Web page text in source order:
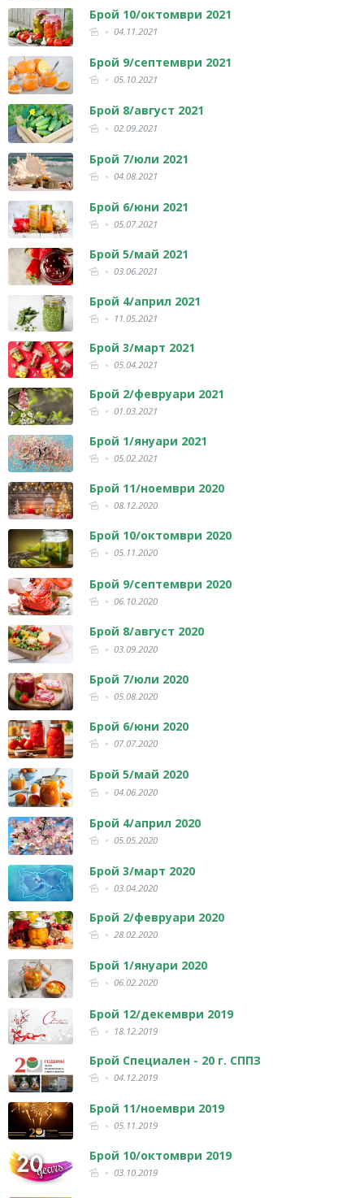
Брой 10/октомври 2021
04.11.2021
Брой 9/септември 2021
05.10.2021
Брой 8/август 2021
02.09.2021
Брой 7/юли 2021
04.08.2021
Брой 6/юни 2021
05.07.2021
Брой 5/май 2021
03.06.2021
Брой 4/април 2021
11.05.2021
Брой 3/март 2021
05.04.2021
Брой 2/февруари 2021
01.03.2021
Брой 1/януари 2021
05.02.2021
Брой 11/ноември 2020
08.12.2020
Брой 10/октомври 2020
05.11.2020
Брой 9/септември 2020
06.10.2020
Брой 8/август 2020
03.09.2020
Брой 7/юли 2020
05.08.2020
Брой 6/юни 2020
07.07.2020
Брой 5/май 2020
04.06.2020
Брой 4/април 2020
05.05.2020
Брой 3/март 2020
03.04.2020
Брой 2/февруари 2020
28.02.2020
Брой 1/януари 2020
06.02.2020
Брой 12/декември 2019
18.12.2019
Брой Специален - 20 г. СППЗ
04.12.2019
Брой 11/ноември 2019
05.11.2019
Брой 10/октомври 2019
03.10.2019